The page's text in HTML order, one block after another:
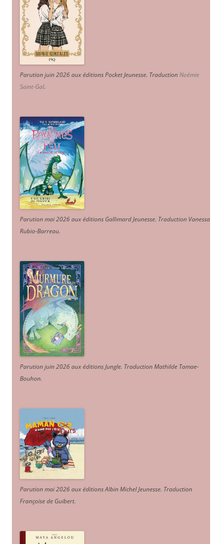
Parution juin 2026 aux éditions Pocket Jeunesse. TraductionNoémie
Saint-Gal.
Parution mai 2026 aux éditions Gallimard Jeunesse. Traduction Vanessa
Rubio-Barreau.
Parution juin 2026 aux éditions Jungle. Traduction Mathilde Tamae-
Bouhon.
Parution mai 2026 aux éditions Albin Michel Jeunesse. Traduction
Françoise de Guibert.